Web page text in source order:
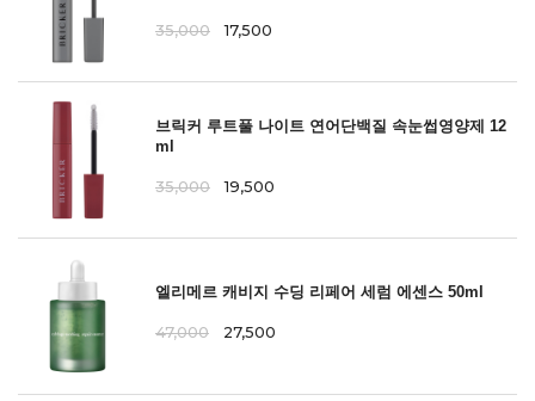
35,000 17,500
브릭커 루트풀 나이트 연어단백질 속눈썹영양제 12
ml
35,000 19,500
엘리메르 캐비지 수딩 리페어 세럼 에센스 50ml
47,000 27,500